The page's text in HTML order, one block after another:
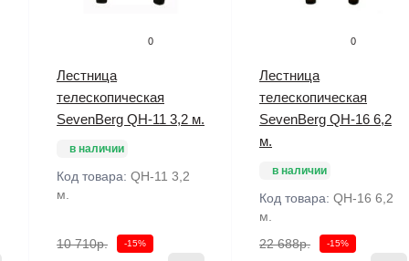
0
Лестница
телескопическая
SevenBerg QH-11 3,2 м.
в наличии
Код товара: QH-11 3,2
м.
10 710р. -15%
0
Лестница
телескопическая
SevenBerg QH-16 6,2
м.
в наличии
Код товара: QH-16 6,2
м.
22 688р.
-15%